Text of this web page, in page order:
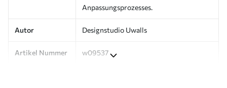
Anpassungsprozesses.
Autor Designstudio Uwalls
Artikel Nummer w09537